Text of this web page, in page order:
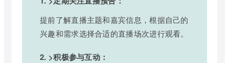
提前了解直播主题和嘉宾信息，根据自己的
兴趣和需求选择合适的直播场次进行观看。
2. >积极参与互动：